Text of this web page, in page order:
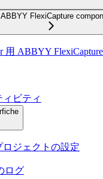
FlexiCapture
用 ABBYY
ィビティ
ロジェクトの設定
ログ